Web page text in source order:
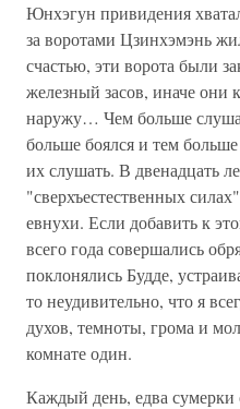
Юнхэгун привидения
за воротами Цзинхэмэнь
счастью, эти ворота были
железный засов, иначе
наружу… Чем больше
больше боялся и тем
их слушать. В двенадцать
"сверхъестественных
евнухи. Если добавить к
всего года совершались
поклонялись Будде,
то неудивительно, что я
духов, темноты, грома и
комнате один.
Каждый день, едва